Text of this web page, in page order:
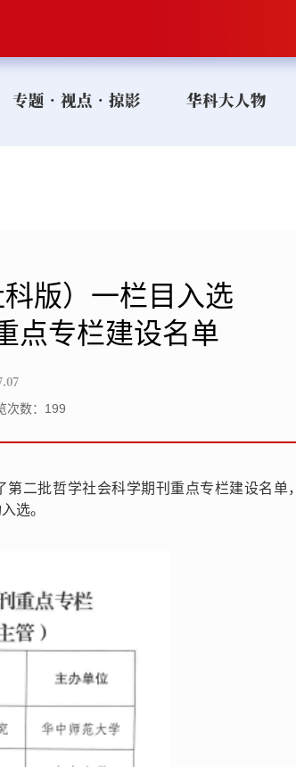
专题•视点•掠影 华科大人物
版）一栏目入选
点专栏建设名单
次数： 199
二批哲学社会科学期刊重点专栏建设名单，
选。